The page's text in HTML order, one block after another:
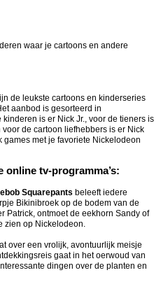
waar je cartoons en andere
de leukste cartoons en kinderseries
aanbod is gesorteerd in
is er Nick Jr., voor de tieners is
de cartoon liefhebbers is er Nick
met je favoriete Nickelodeon
online tv-programma’s:
Squarepants beleeft iedere
Bikinibroek op de bodem van de
Patrick, ontmoet de eekhorn Sandy of
zien op Nickelodeon.
over een vrolijk, avontuurlijk meisje
gaat in het oerwoud van
dingen over de planten en